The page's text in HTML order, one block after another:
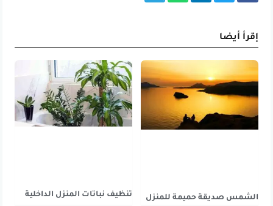
إقرأ أيضا
الشمس صديقة حميمة للمنزل تنظيف نباتات المنزل الداخلية